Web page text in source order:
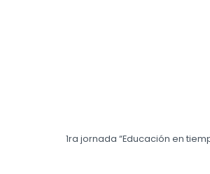
1ra jornada “Educación en